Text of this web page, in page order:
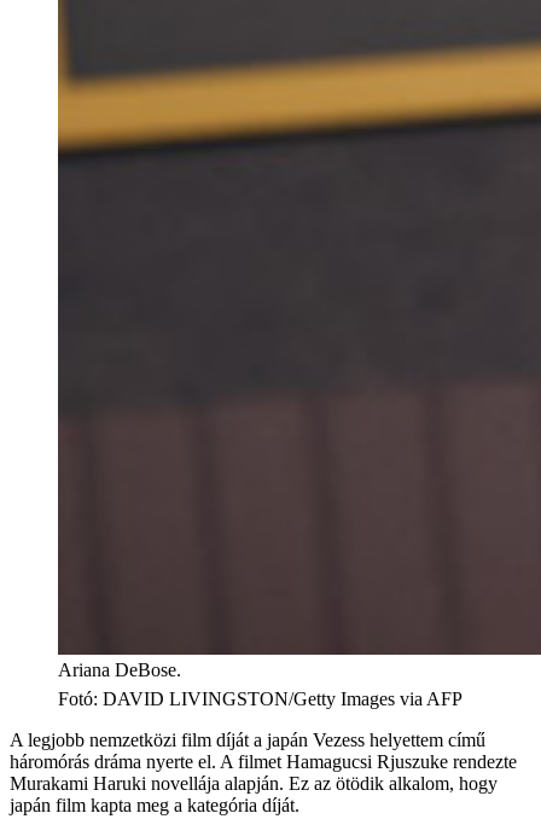
Ariana DeBose.
Fotó: DAVID LIVINGSTON/Getty Images via AFP
A legjobb nemzetközi film díját a japán Vezess helyettem című
háromórás dráma nyerte el. A filmet Hamagucsi Rjuszuke rendezte
Murakami Haruki novellája alapján. Ez az ötödik alkalom, hogy
japán film kapta meg a kategória díját.